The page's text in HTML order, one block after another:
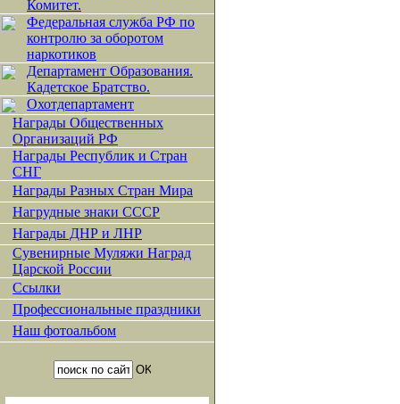
Комитет.
Федеральная служба РФ по
контролю за оборотом
наркотиков
Департамент Образования.
Кадетское Братство.
Охотдепартамент
Награды Общественных
Организаций РФ
Награды Республик и Стран
СНГ
Награды Разных Стран Мира
Нагрудные знаки СССР
Награды ДНР и ЛНР
Сувенирные Муляжи Наград
Царской России
Ссылки
Профессиональные праздники
Наш фотоальбом